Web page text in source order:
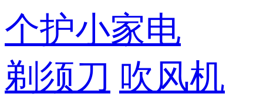
个护小家电
剃须刀 吹风机